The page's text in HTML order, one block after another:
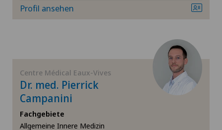
Augenchirurgie
Augensprechstunden
Bänderriss / Bandverletzung
Claro
Clinica Ars Medica
Clinica Sant'Anna
Profil ansehen
Centre Médical Eaux-Vives
Dr. med. Pierrick
Campanini
Fachgebiete
Allgemeine Innere Medizin